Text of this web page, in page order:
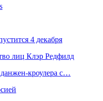
4 декабря
лиц Клэр Редфилд
кроулера с…